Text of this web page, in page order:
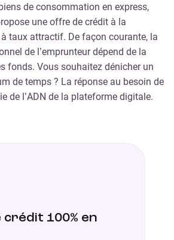
de consommation en express,
une offre de crédit à la
taux attractif. De façon courante, la
de l’emprunteur dépend de la
fonds. Vous souhaitez dénicher un
de temps ? La réponse au besoin de
de l’ADN de la plateforme digitale.
crédit 100% en